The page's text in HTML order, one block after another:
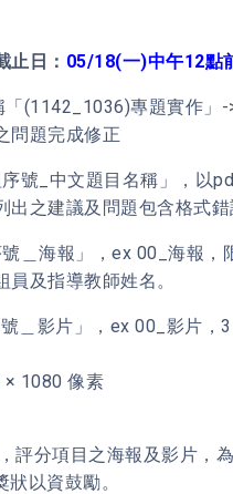
止日： 05/18(一)中午12點
專題實作」-
問題完成修正
號_中文題目名稱」，以
出之建議及問題包含格式
＿海報」，ex 00_海報
及指導教師姓名。
＿影片」，ex 00_影片，
1080 像素
評分項目之海報及影片，
以資鼓勵。